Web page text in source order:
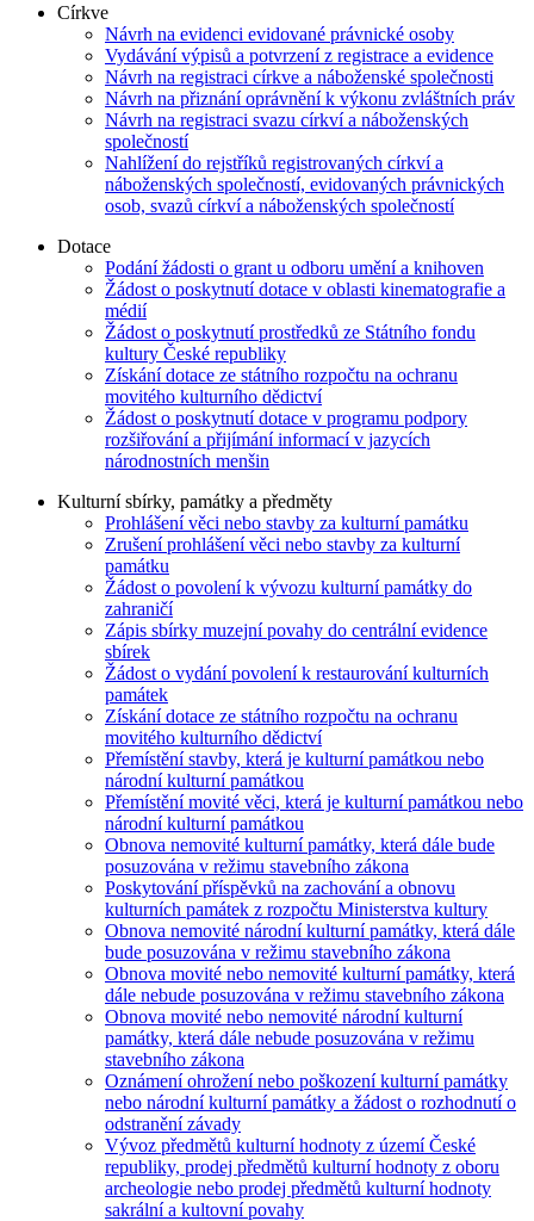
Církve
Návrh na evidenci evidované právnické osoby
Vydávání výpisů a potvrzení z registrace a evidence
Návrh na registraci církve a náboženské společnosti
Návrh na přiznání oprávnění k výkonu zvláštních práv
Návrh na registraci svazu církví a náboženských
společností
Nahlížení do rejstříků registrovaných církví a
náboženských společností, evidovaných právnických
osob, svazů církví a náboženských společností
Dotace
Podání žádosti o grant u odboru umění a knihoven
Žádost o poskytnutí dotace v oblasti kinematografie a
médií
Žádost o poskytnutí prostředků ze Státního fondu
kultury České republiky
Získání dotace ze státního rozpočtu na ochranu
movitého kulturního dědictví
Žádost o poskytnutí dotace v programu podpory
rozšiřování a přijímání informací v jazycích
národnostních menšin
Kulturní sbírky, památky a předměty
Prohlášení věci nebo stavby za kulturní památku
Zrušení prohlášení věci nebo stavby za kulturní
památku
Žádost o povolení k vývozu kulturní památky do
zahraničí
Zápis sbírky muzejní povahy do centrální evidence
sbírek
Žádost o vydání povolení k restaurování kulturních
památek
Získání dotace ze státního rozpočtu na ochranu
movitého kulturního dědictví
Přemístění stavby, která je kulturní památkou nebo
národní kulturní památkou
Přemístění movité věci, která je kulturní památkou nebo
národní kulturní památkou
Obnova nemovité kulturní památky, která dále bude
posuzována v režimu stavebního zákona
Poskytování příspěvků na zachování a obnovu
kulturních památek z rozpočtu Ministerstva kultury
Obnova nemovité národní kulturní památky, která dále
bude posuzována v režimu stavebního zákona
Obnova movité nebo nemovité kulturní památky, která
dále nebude posuzována v režimu stavebního zákona
Obnova movité nebo nemovité národní kulturní
památky, která dále nebude posuzována v režimu
stavebního zákona
Oznámení ohrožení nebo poškození kulturní památky
nebo národní kulturní památky a žádost o rozhodnutí o
odstranění závady
Vývoz předmětů kulturní hodnoty z území České
republiky, prodej předmětů kulturní hodnoty z oboru
archeologie nebo prodej předmětů kulturní hodnoty
sakrální a kultovní povahy